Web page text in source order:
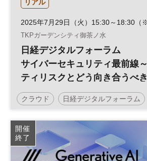
リアル
2025年7月29日（火）15:30～18:30（
TKPガーデンシティ御茶ノ水
日経デジタルフォーラム
サイバーセキュリティ最前線
ティリスクとどう向き合うべ
クラウド 日経デジタルフォーラム
サイバーセキュリティ DX
参加
開催
終了